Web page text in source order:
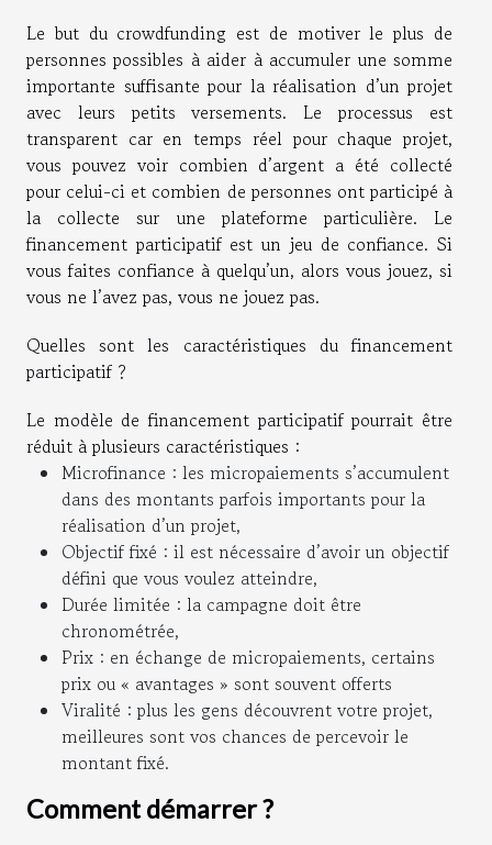
Le but du crowdfunding est de motiver le plus de
personnes possibles à aider à accumuler une somme
importante suffisante pour la réalisation d’un projet
avec leurs petits versements. Le processus est
transparent car en temps réel pour chaque projet,
vous pouvez voir combien d’argent a été collecté
pour celui-ci et combien de personnes ont participé à
la collecte sur une plateforme particulière. Le
financement participatif est un jeu de confiance. Si
vous faites confiance à quelqu’un, alors vous jouez, si
vous ne l’avez pas, vous ne jouez pas.
Quelles sont les caractéristiques du financement
participatif ?
Le modèle de financement participatif pourrait être
réduit à plusieurs caractéristiques :
Microfinance : les micropaiements s’accumulent
dans des montants parfois importants pour la
réalisation d’un projet,
Objectif fixé : il est nécessaire d’avoir un objectif
défini que vous voulez atteindre,
Durée limitée : la campagne doit être
chronométrée,
Prix : en échange de micropaiements, certains
prix ou « avantages » sont souvent offerts
Viralité : plus les gens découvrent votre projet,
meilleures sont vos chances de percevoir le
montant fixé.
Comment démarrer ?